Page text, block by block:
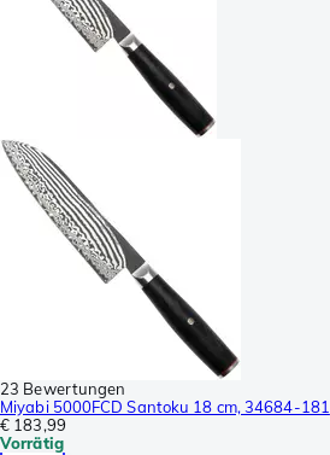
23 Bewertungen
Miyabi 5000FCD Santoku 18 cm, 34684-181
€ 183,99
Vorrätig